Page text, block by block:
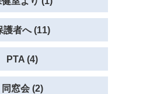
護者へ (11)
PTA (4)
同窓会 (2)